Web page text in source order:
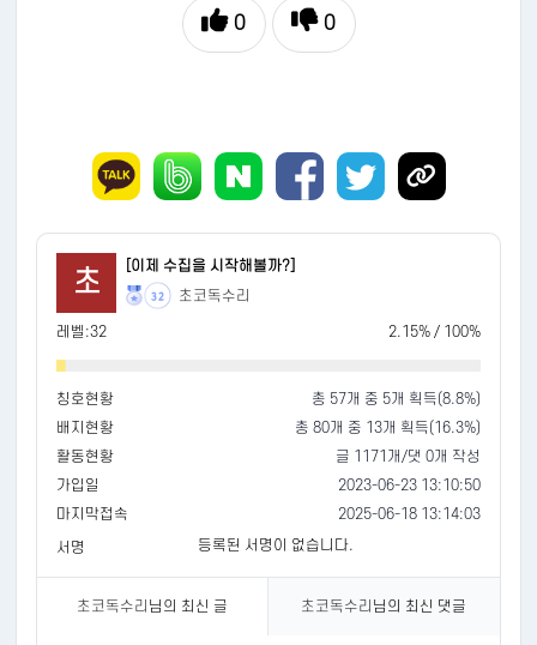
0 0
초
[이제 수집을 시작해볼까?]
32 초코독수리
레벨:32 2.15% / 100%
칭호현황
총 57개 중 5개 획득(8.8%)
배지현황
총 80개 중 13개 획득(16.3%)
활동현황
글 1171개/댓 0개 작성
가입일
2023-06-23 13:10:50
마지막접속
2025-06-18 13:14:03
서명
등록된 서명이 없습니다.
초코독수리 님의 최신 글 초코독수리 님의 최신 댓글